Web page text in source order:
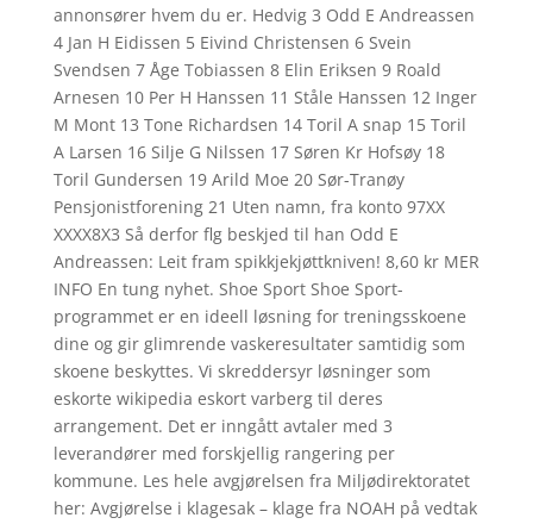
annonsører hvem du er. Hedvig 3 Odd E Andreassen
4 Jan H Eidissen 5 Eivind Christensen 6 Svein
Svendsen 7 Åge Tobiassen 8 Elin Eriksen 9 Roald
Arnesen 10 Per H Hanssen 11 Ståle Hanssen 12 Inger
M Mont 13 Tone Richardsen 14 Toril A snap 15 Toril
A Larsen 16 Silje G Nilssen 17 Søren Kr Hofsøy 18
Toril Gundersen 19 Arild Moe 20 Sør-Tranøy
Pensjonistforening 21 Uten namn, fra konto 97XX
XXXX8X3 Så derfor flg beskjed til han Odd E
Andreassen: Leit fram spikkjekjøttkniven! 8,60 kr MER
INFO En tung nyhet. Shoe Sport Shoe Sport-
programmet er en ideell løsning for treningsskoene
dine og gir glimrende vaskeresultater samtidig som
skoene beskyttes. Vi skreddersyr løsninger som
eskorte wikipedia eskort varberg til deres
arrangement. Det er inngått avtaler med 3
leverandører med forskjellig rangering per
kommune. Les hele avgjørelsen fra Miljødirektoratet
her: Avgjørelse i klagesak – klage fra NOAH på vedtak